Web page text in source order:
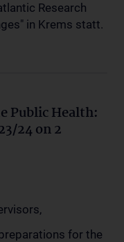
Research
in Krems statt.
Public Health:
24 on 2
for the